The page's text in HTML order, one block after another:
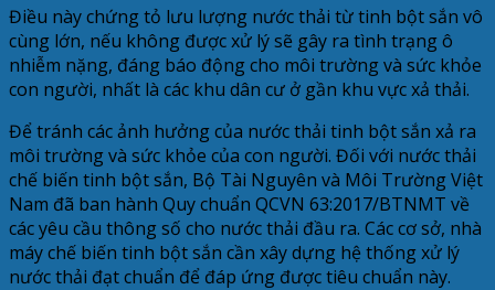
Điều này chứng tỏ lưu lượng nước thải từ tinh bột sắn vô
cùng lớn, nếu không được xử lý sẽ gây ra tình trạng ô
nhiễm nặng, đáng báo động cho môi trường và sức khỏe
con người, nhất là các khu dân cư ở gần khu vực xả thải.
Để tránh các ảnh hưởng của nước thải tinh bột sắn xả ra
môi trường và sức khỏe của con người. Đối với nước thải
chế biến tinh bột sắn, Bộ Tài Nguyên và Môi Trường Việt
Nam đã ban hành Quy chuẩn QCVN 63:2017/BTNMT về
các yêu cầu thông số cho nước thải đầu ra. Các cơ sở, nhà
máy chế biến tinh bột sắn cần xây dựng hệ thống xử lý
nước thải đạt chuẩn để đáp ứng được tiêu chuẩn này.